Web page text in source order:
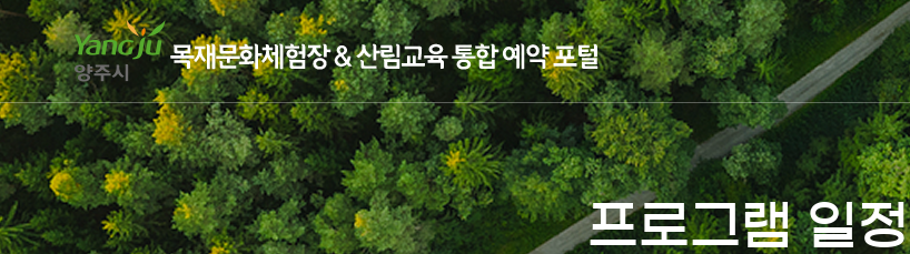
프로그램 일정